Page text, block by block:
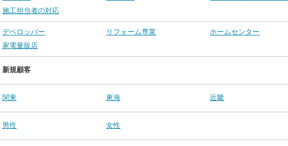
施工担当者の対応
デベロッパー リフォーム専業
ホームセンター
家電量販店
新規顧客
関東 東海 近畿
男性 女性